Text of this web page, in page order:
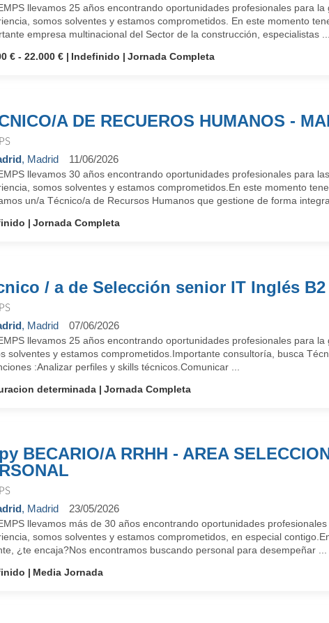
llevamos 25 años encontrando oportunidades profesionales para
somos solventes y estamos comprometidos. En este momento
empresa multinacional del Sector de la construcción, especialistas ...
€ - 22.000 €
Indefinido Jornada Completa
A DE RECUEROS HUMANOS -
, Madrid 11/06/2026
llevamos 30 años encontrando oportunidades profesionales para
somos solventes y estamos comprometidos.En este momento
un/a Técnico/a de Recursos Humanos que gestione de forma integral
Jornada Completa
/ a de Selección senior IT Inglés B2
, Madrid 07/06/2026
llevamos 25 años encontrando oportunidades profesionales para
solventes y estamos comprometidos.Importante consultoría, busca
:Analizar perfiles y skills técnicos.Comunicar ...
determinada
Jornada Completa
BECARIO/A RRHH - AREA
, Madrid 23/05/2026
llevamos más de 30 años encontrando oportunidades
somos solventes y estamos comprometidos, en especial
¿te encaja?Nos encontramos buscando personal para desempeñar ...
Media Jornada